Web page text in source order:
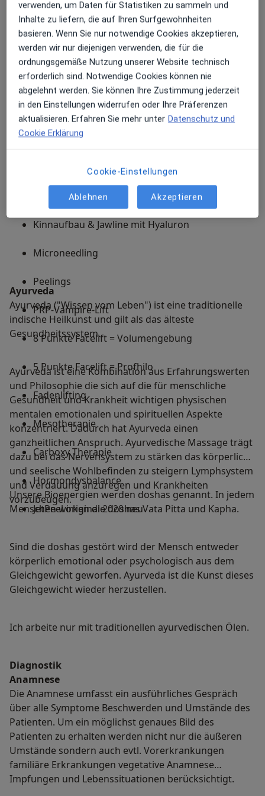
Ayurveda Massagen
Anti-Aging
Bei Rückfragen können Sie sich gerne an mich und
mein Team wenden: Wir freuen uns auf Sie und
nehmen uns Zeit für eine ausführliche Beratung und
Behandlung!
Faltenuntenbehandlung mit Hyaluron
Lippenunterspritzung mit Hyaluron
Kinnaufbau & Jawline mit Hyaluron
Microneedling
Peelings
PRP-Vampire-Lift
8 Punkte Facelift = Volumengebung
5 Punkte Facelift = Profhilo
Fadenlifting
Mesotherapie
Carboxy Therapie
Hormondysbalance
JetPeel original 2020 neu
Ayurveda
Ayurveda ("Wissen vom Leben") ist eine traditionelle
indische Heilkunst und gilt als das älteste
Gesundheitssystem.
Ayurveda ist eine Kombination aus Erfahrungswerten
und Philosophie die sich auf die für menschliche
Gesundheit und Krankheit wichtigen physischen
mentalen emotionalen und spirituellen Aspekte
konzentriert. Dadurch hat Ayurveda einen
ganzheitlichen Anspruch. Ayurvedische Massage trägt
dazu bei das Nervensystem zu stärken das körperliche
und seelische Wohlbefinden zu steigern Lymphsystem
und Verdauung anzuregen und Krankheiten
vorzubeugen.
Unsere Bioenergien werden doshas genannt. In jedem
Menschen wirken die doshas Vata Pitta und Kapha.
Sind die doshas gestört wird der Mensch entweder
körperlich emotional oder psychologisch aus dem
Gleichgewicht geworfen. Ayurveda ist die Kunst dieses
Gleichgewicht wieder herzustellen.
Ich arbeite nur mit traditionellen ayurvedischen Ölen.
Diagnostik
Anamnese
Die Anamnese umfasst ein ausführliches Gespräch
über alle Symptome Beschwerden und Umstände des
Patienten. Um ein möglichst genaues Bild des
Patienten zu erhalten werden nicht nur die äußeren
Umstände sondern auch evtl. Vorerkrankungen
familiäre Erkrankungen vegetative Anamnese
Impfungen und Lebenssituationen berücksichtigt.
verwenden, um Daten für Statistiken zu sammeln und
Inhalte zu liefern, die auf Ihren Surfgewohnheiten
basieren. Wenn Sie nur notwendige Cookies akzeptieren,
werden wir nur diejenigen verwenden, die für die
ordnungsgemäße Nutzung unserer Website technisch
erforderlich sind. Notwendige Cookies können nie
abgelehnt werden. Sie können Ihre Zustimmung jederzeit
in den Einstellungen widerrufen oder Ihre Präferenzen
aktualisieren. Erfahren Sie mehr unter Datenschutz und
Cookie Erklärung
Cookie-Einstellungen
Ablehnen Akzeptieren